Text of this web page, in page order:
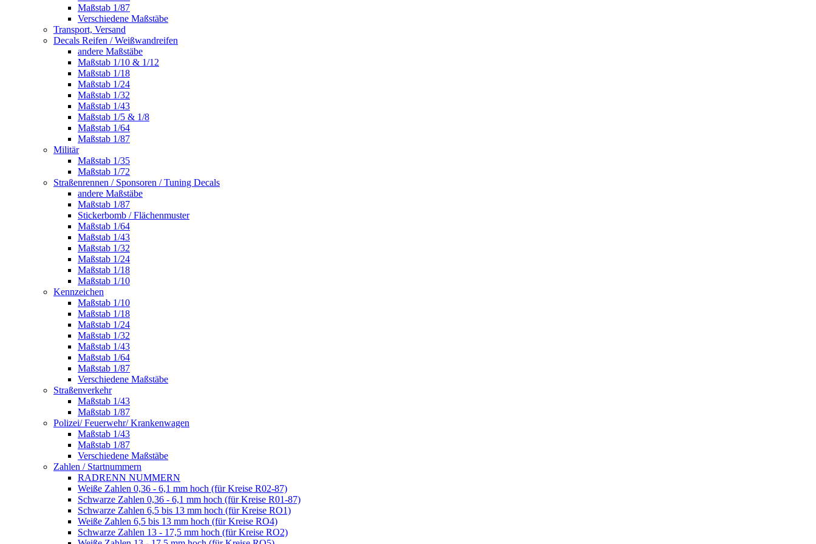
Maßstab 1/87
Verschiedene Maßstäbe
Transport, Versand
Decals Reifen / Weißwandreifen
andere Maßstäbe
Maßstab 1/10 & 1/12
Maßstab 1/18
Maßstab 1/24
Maßstab 1/32
Maßstab 1/43
Maßstab 1/5 & 1/8
Maßstab 1/64
Maßstab 1/87
Militär
Maßstab 1/35
Maßstab 1/72
Straßenrennen / Sponsoren / Tuning Decals
andere Maßstäbe
Maßstab 1/87
Stickerbomb / Flächenmuster
Maßstab 1/64
Maßstab 1/43
Maßstab 1/32
Maßstab 1/24
Maßstab 1/18
Maßstab 1/10
Kennzeichen
Maßstab 1/10
Maßstab 1/18
Maßstab 1/24
Maßstab 1/32
Maßstab 1/43
Maßstab 1/64
Maßstab 1/87
Verschiedene Maßstäbe
Straßenverkehr
Maßstab 1/43
Maßstab 1/87
Polizei/ Feuerwehr/ Krankenwagen
Maßstab 1/43
Maßstab 1/87
Verschiedene Maßstäbe
Zahlen / Startnummern
RADRENN NUMMERN
Weiße Zahlen 0,36 - 6,1 mm hoch (für Kreise R02-87)
Schwarze Zahlen 0,36 - 6,1 mm hoch (für Kreise R01-87)
Schwarze Zahlen 6,5 bis 13 mm hoch (für Kreise RO1)
Weiße Zahlen 6,5 bis 13 mm hoch (für Kreise RO4)
Schwarze Zahlen 13 - 17,5 mm hoch (für Kreise RO2)